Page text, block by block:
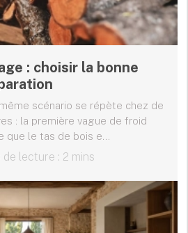
: choisir la bonne
scénario se répète chez de
: la première vague de froid
le tas de bois e...
de lecture : 2 mins